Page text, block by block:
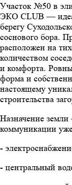
Участок №50 в
ЭКО CLUB —
берегу
соснового бора.
расположен на
количеством
и комфорта.
форма и
настоящему
строительства
Назначение
коммуникации
-
- центральный